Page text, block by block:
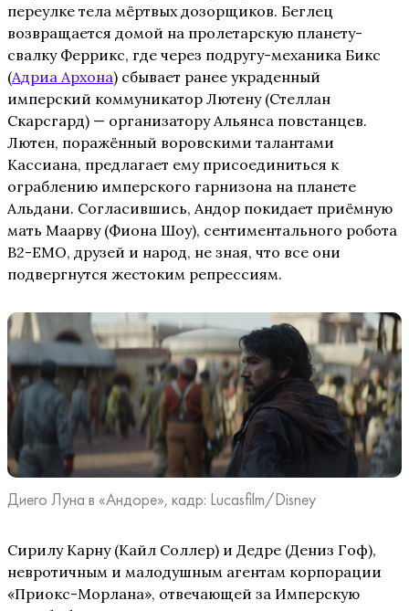
переулке тела мёртвых дозорщиков. Беглец
возвращается домой на пролетарскую планету-
свалку Феррикс, где через подругу-механика Бикс
(Адриа Архона) сбывает ранее украденный
имперский коммуникатор Лютену (Стеллан
Скарсгард) — организатору Альянса повстанцев.
Лютен, поражённый воровскими талантами
Кассиана, предлагает ему присоединиться к
ограблению имперского гарнизона на планете
Альдани. Согласившись, Андор покидает приёмную
мать Маарву (Фиона Шоу), сентиментального робота
B2-EMO, друзей и народ, не зная, что все они
подвергнутся жестоким репрессиям.
Диего Луна в «Андоре», кадр: Lucasfilm/Disney
Сирилу Карну (Кайл Соллер) и Дедре (Дениз Гоф),
невротичным и малодушным агентам корпорации
«Приокс-Морлана», отвечающей за Имперскую